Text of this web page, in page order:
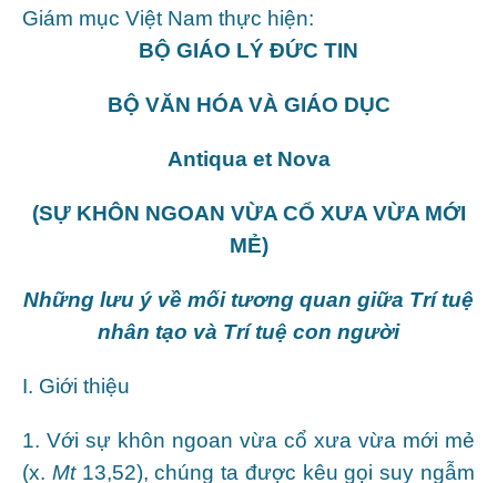
Giám mục Việt Nam thực hiện:
BỘ GIÁO LÝ ĐỨC TIN
BỘ VĂN HÓA VÀ GIÁO DỤC
Antiqua et Nova
(SỰ KHÔN NGOAN VỪA CỔ XƯA VỪA MỚI
MẺ)
Những lưu ý về mối tương quan giữa Trí tuệ
nhân tạo và Trí tuệ con người
I. Giới thiệu
1. Với sự khôn ngoan vừa cổ xưa vừa mới mẻ
(x. Mt13,52), chúng ta được kêu gọi suy ngẫm